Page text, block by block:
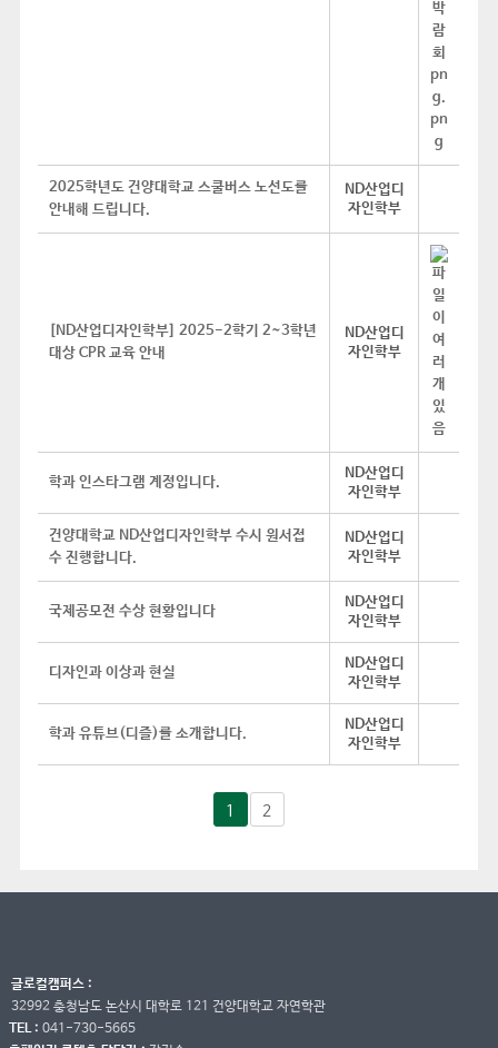
2025학년도 건양대학교 스쿨버스 노선도를
안내해 드립니다.
ND산업디
자인학부
[ND산업디자인학부] 2025-2학기 2~3학년
대상 CPR 교육 안내
ND산업디
자인학부
학과 인스타그램 계정입니다.
ND산업디
자인학부
건양대학교 ND산업디자인학부 수시 원서접
수 진행합니다.
ND산업디
자인학부
국제공모전 수상 현황입니다
ND산업디
자인학부
디자인과 이상과 현실
ND산업디
자인학부
학과 유튜브(디즐)를 소개합니다.
ND산업디
자인학부
1 2
글로컬캠퍼스 :
32992 충청남도 논산시 대학로 121 건양대학교 자연학관
TEL : 041-730-5665